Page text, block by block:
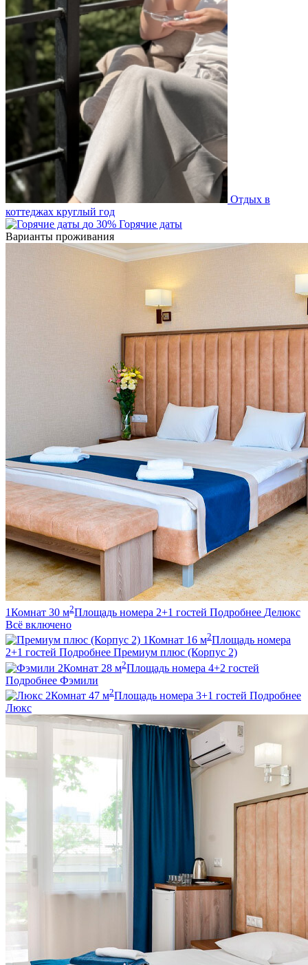
Отдых в
коттеджах круглый год
до 30% Горячие даты
Варианты проживания
1Комнат 30 м2Площадь номера 2+1 гостей Подробнее Делюкс
Всё включено
1Комнат 16 м2Площадь номера
2+1 гостей Подробнее Премиум плюс (Корпус 2)
2Комнат 28 м2Площадь номера 4+2 гостей
Подробнее Фэмили
2Комнат 47 м2Площадь номера 3+1 гостей Подробнее
Люкс